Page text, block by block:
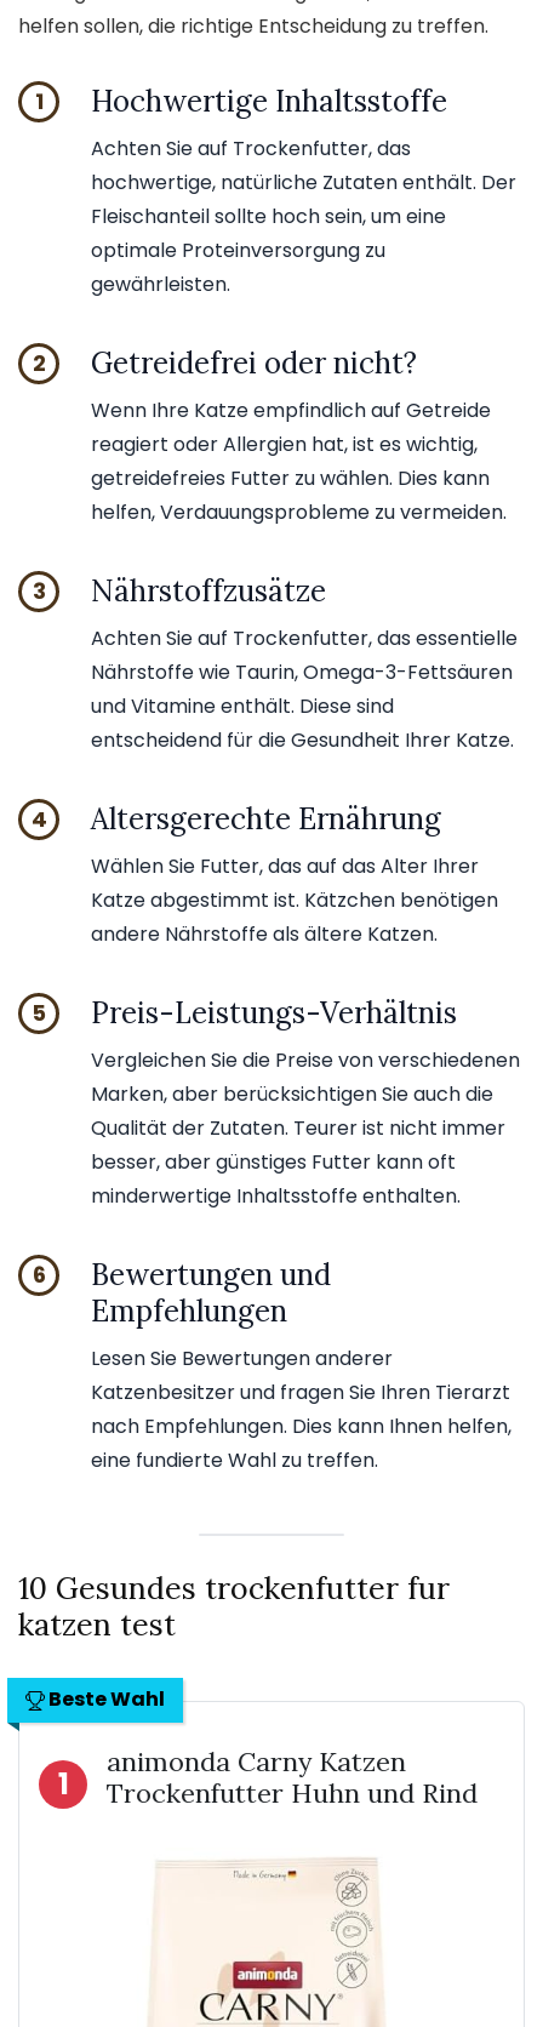
helfen sollen, die richtige Entscheidung zu treffen.
1 Hochwertige Inhaltsstoffe
Achten Sie auf Trockenfutter, das
hochwertige, natürliche Zutaten enthält. Der
Fleischanteil sollte hoch sein, um eine
optimale Proteinversorgung zu
gewährleisten.
2 Getreidefrei oder nicht?
Wenn Ihre Katze empfindlich auf Getreide
reagiert oder Allergien hat, ist es wichtig,
getreidefreies Futter zu wählen. Dies kann
helfen, Verdauungsprobleme zu vermeiden.
3 Nährstoffzusätze
Achten Sie auf Trockenfutter, das essentielle
Nährstoffe wie Taurin, Omega-3-Fettsäuren
und Vitamine enthält. Diese sind
entscheidend für die Gesundheit Ihrer Katze.
4 Altersgerechte Ernährung
Wählen Sie Futter, das auf das Alter Ihrer
Katze abgestimmt ist. Kätzchen benötigen
andere Nährstoffe als ältere Katzen.
5 Preis-Leistungs-Verhältnis
Vergleichen Sie die Preise von verschiedenen
Marken, aber berücksichtigen Sie auch die
Qualität der Zutaten. Teurer ist nicht immer
besser, aber günstiges Futter kann oft
minderwertige Inhaltsstoffe enthalten.
6
Bewertungen und
Empfehlungen
Lesen Sie Bewertungen anderer
Katzenbesitzer und fragen Sie Ihren Tierarzt
nach Empfehlungen. Dies kann Ihnen helfen,
eine fundierte Wahl zu treffen.
10 Gesundes trockenfutter fur
katzen test
Beste Wahl
1
animonda Carny Katzen
Trockenfutter Huhn und Rind